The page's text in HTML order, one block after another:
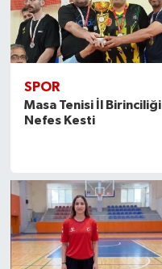
SPOR
Masa Tenisi İl Birinciliği
Nefes Kesti